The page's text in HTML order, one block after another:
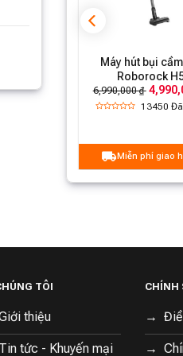
Máy hút bụi
Roborock
6,990,000 ₫
13450
Miễn phí giao
minh
8,990,000 ₫
TÔI
thiệu
Tin tức - Khuyến mại
CHÍNH